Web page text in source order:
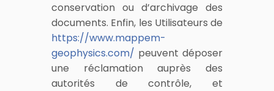
conservation ou d’archivage des
documents. Enfin, les Utilisateurs de
https://www.mappem-
geophysics.com/ peuvent déposer
une réclamation auprès des
autorités de contrôle, et